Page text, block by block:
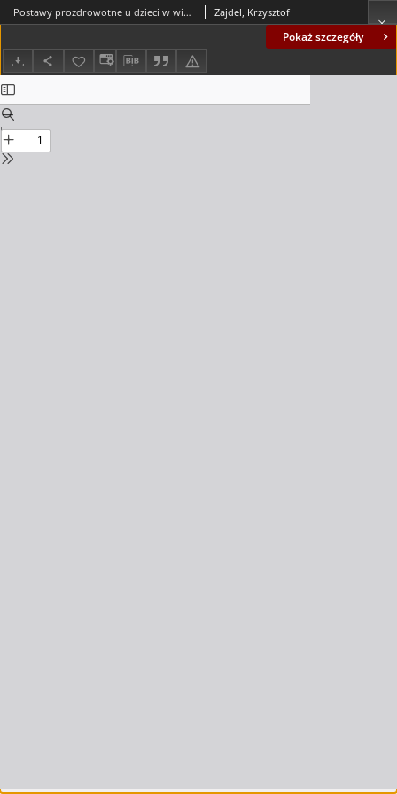
Pokaż szczegóły
Postawy prozdrowotne u dzieci w wieku przedszkolnym = Pro-health attitudes in preschool children Zajdel, Krzysztof